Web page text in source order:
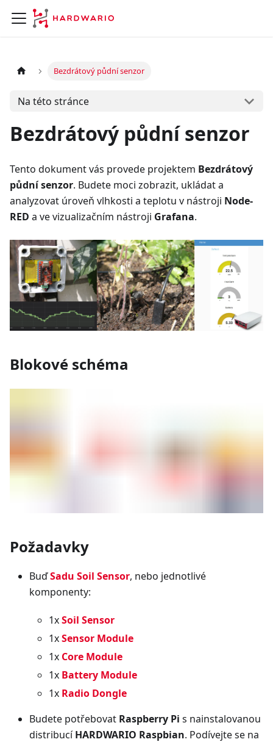
Bezdrátový půdní senzor
Na této stránce
Bezdrátový půdní senzor
Tento dokument vás provede projektem Bezdrátový
půdní senzor. Budete moci zobrazit, ukládat a
analyzovat úroveň vlhkosti a teplotu v nástroji Node-
RED a ve vizualizačním nástroji Grafana.
Blokové schéma
Požadavky
BuďSadu Soil Sensor, nebo jednotlivé
komponenty:
1xSoil Sensor
1xSensor Module
1x Core Module
1x Battery Module
1x Radio Dongle
Budete potřebovat Raspberry Pi s nainstalovanou
distribucíHARDWARIO Raspbian. Podívejte se na